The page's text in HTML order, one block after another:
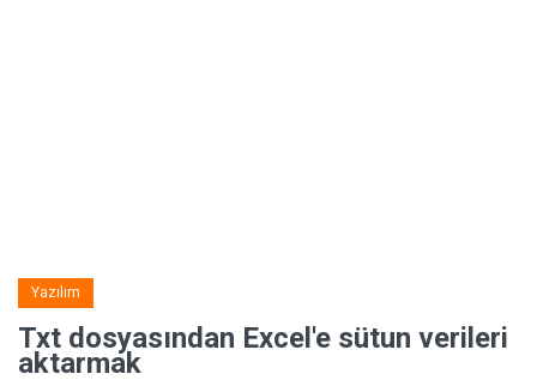
Yazılım
Txt dosyasından Excel'e sütun verileri
aktarmak